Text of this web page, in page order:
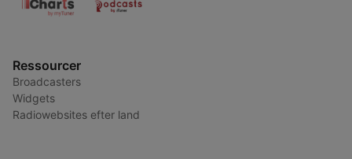
Ressourcer
Broadcasters
Widgets
Radiowebsites efter land